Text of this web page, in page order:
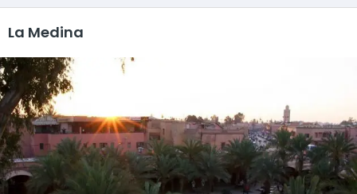
La Medina